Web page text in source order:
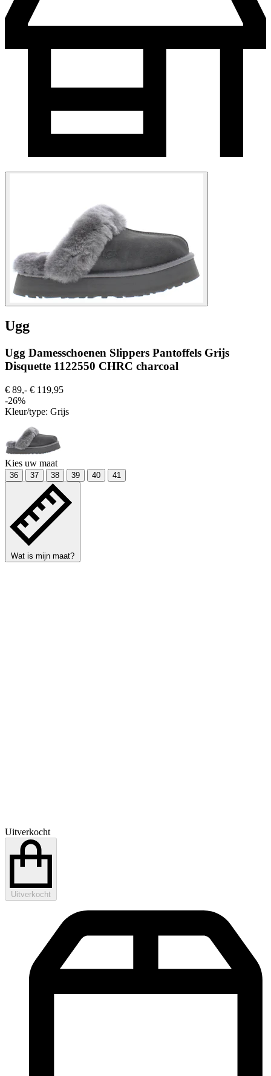
Ugg
Ugg Damesschoenen Slippers Pantoffels Grijs
Disquette 1122550 CHRC charcoal
€ 89,- € 119,95
-26%
Kleur/type: Grijs
Kies uw maat
36 37 38 39 40 41
Wat is mijn maat?
Uitverkocht
Uitverkocht